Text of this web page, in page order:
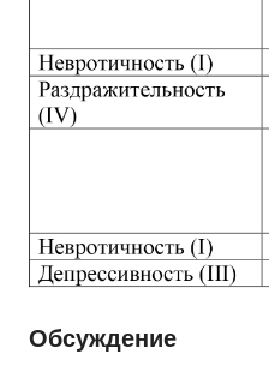
Обсуждение